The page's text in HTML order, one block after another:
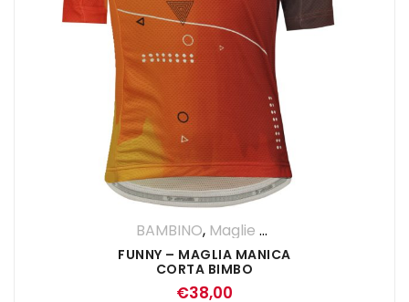
BAMBINO, Maglie Manica Corta
FUNNY – MAGLIA MANICA
CORTA BIMBO
€38,00